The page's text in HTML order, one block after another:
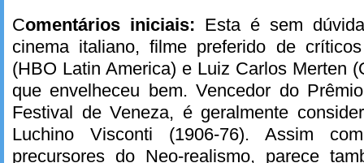
Comentários iniciais: Esta é sem
cinema italiano, filme preferido de
(HBO Latin America) e Luiz Carlos Merten
que envelheceu bem. Vencedor do
Festival de Veneza, é geralmente
Luchino Visconti (1906-76). Assim
precursores do Neo-realismo, parece